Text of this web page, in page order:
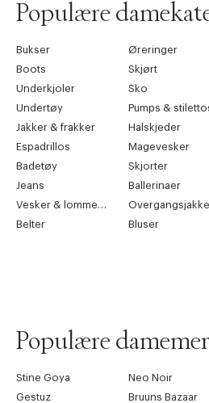
Populære
Bukser Øreringer
Boots
Skjørt
Underkjoler
Sko
Undertøy
Pumps &
Jakker & frakker
Halskjeder
Espadrillos
Magevesker
Badetøy
Skjorter
Jeans
Ballerinaer
Vesker & lommebøker
Belter
Bluser
Populære
Stine Goya Neo Noir
Gestuz
Bruuns Bazaar